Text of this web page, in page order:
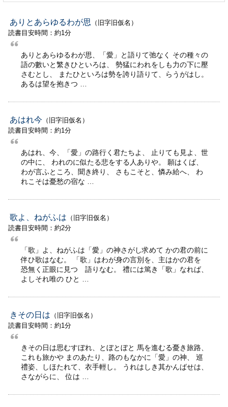
ありとあらゆるわが思 （旧字旧仮名）
読書目安時間：約1分
ありとあらゆるわが思、「愛」と語りて弛なく その種々の
語の數いと繁きひといろは、 勢猛にわれをしも力の下に壓
さむとし、 またひといろは勢を誇り語りて、らうがはし。
あるは望を抱きつ …
あはれ今 （旧字旧仮名）
読書目安時間：約1分
あはれ、今、「愛」の路行く君たちよ、 止りても見よ、世
の中に、 われのに似たる悲をする人ありや。 願はくば、
わが言ふところ、聞き終り、 さもこそと、憐み給へ、 わ
れこそは憂愁の宿な …
歌よ、ねがふは （旧字旧仮名）
読書目安時間：約2分
「歌」よ、ねがふは「愛」の神さがし求めて かの君の前に
伴ひ歌はなむ。 「歌」はわが身の言別を、主はかの君を
恐無く正眼に見つゝ語りなむ。 禮には篤き「歌」なれば、
よしそれ唯の ひと …
きその日は （旧字旧仮名）
読書目安時間：約1分
きその日は思むすぼれ、とぼとぼと 馬を進むる憂き旅路、
これも旅かや まのあたり、路のもなかに「愛」の神、 巡
禮姿、しほたれて、衣手輕し。 うれはしき其かんばせは、
さながらに、 位は …